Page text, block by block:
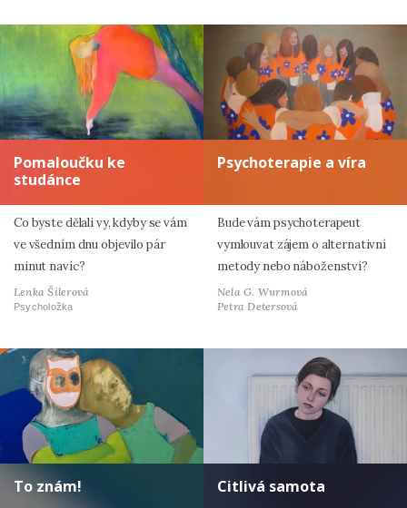
Pomaloučku ke
studánce
Co byste dělali vy, kdyby se vám
ve všedním dnu objevilo pár
minut navíc?
Lenka Šilerová
Psycholožka
Psychoterapie a víra
Bude vám psychoterapeut
vymlouvat zájem o alternativní
metody nebo náboženství?
Nela G. Wurmová
Petra Detersová
To znám! Citlivá samota